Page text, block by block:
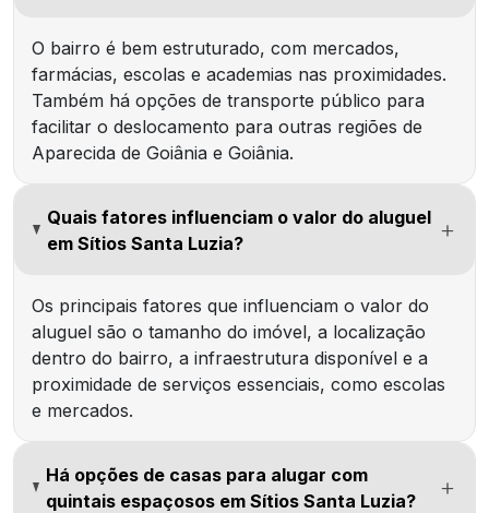
O bairro é bem estruturado, com mercados,
farmácias, escolas e academias nas proximidades.
Também há opções de transporte público para
facilitar o deslocamento para outras regiões de
Aparecida de Goiânia e Goiânia.
Quais fatores influenciam o valor do aluguel
em Sítios Santa Luzia?
Os principais fatores que influenciam o valor do
aluguel são o tamanho do imóvel, a localização
dentro do bairro, a infraestrutura disponível e a
proximidade de serviços essenciais, como escolas
e mercados.
Há opções de casas para alugar com
quintais espaçosos em Sítios Santa Luzia?